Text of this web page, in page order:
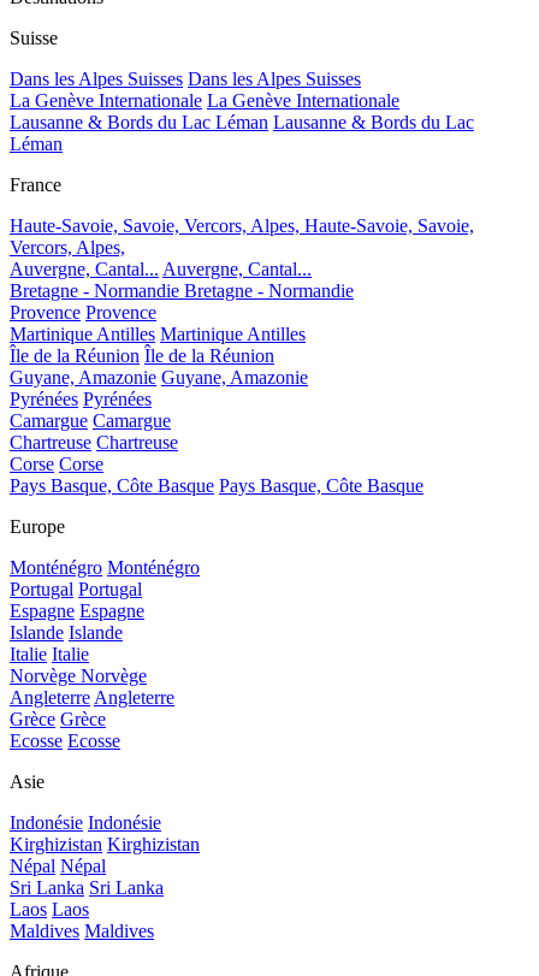
Suisse
Dans les Alpes Suisses Dans les Alpes Suisses
La Genève Internationale La Genève Internationale
Lausanne & Bords du Lac Léman Lausanne & Bords du Lac
Léman
France
Haute-Savoie, Savoie, Vercors, Alpes, Haute-Savoie, Savoie,
Vercors, Alpes,
Auvergne, Cantal... Auvergne, Cantal...
Bretagne - Normandie Bretagne - Normandie
Provence Provence
Martinique Antilles Martinique Antilles
Île de la Réunion Île de la Réunion
Guyane, Amazonie Guyane, Amazonie
Pyrénées Pyrénées
Camargue Camargue
Chartreuse Chartreuse
Corse Corse
Pays Basque, Côte Basque Pays Basque, Côte Basque
Europe
Monténégro Monténégro
Portugal Portugal
Espagne Espagne
Islande Islande
Italie Italie
Norvège Norvège
Angleterre Angleterre
Grèce Grèce
Ecosse Ecosse
Asie
Indonésie Indonésie
Kirghizistan Kirghizistan
Népal Népal
Sri Lanka Sri Lanka
Laos Laos
Maldives Maldives
Afrique